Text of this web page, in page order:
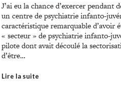
J’ai eu la chance d’exercer pendant
un centre de psychiatrie infanto-
caractéristique remarquable d’avoir
« secteur » de psychiatrie infanto-
pilote dont avait découlé la
d’être…
Lire la suite